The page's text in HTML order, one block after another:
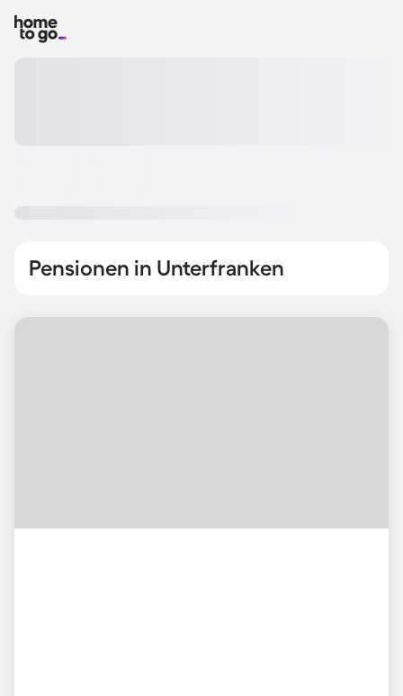
Pensionen in Unterfranken